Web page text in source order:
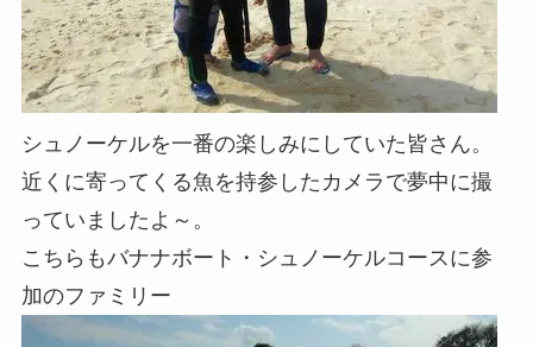
シュノーケルを一番の楽しみにしていた皆さん。
近くに寄ってくる魚を持参したカメラで夢中に撮
っていましたよ～。
こちらもバナナボート・シュノーケルコースに参
加のファミリー